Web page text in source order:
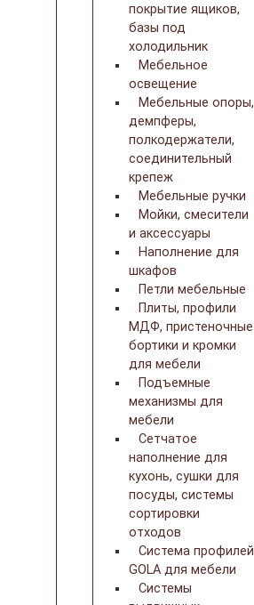
покрытие ящиков,
базы под
холодильник
Мебельное
освещение
Мебельные опоры,
демпферы,
полкодержатели,
соединительный
крепеж
Мебельные ручки
Мойки, смесители
и аксессуары
Наполнение для
шкафов
Петли мебельные
Плиты, профили
МДФ, пристеночные
бортики и кромки
для мебели
Подъемные
механизмы для
мебели
Сетчатое
наполнение для
кухонь, сушки для
посуды, системы
сортировки
отходов
Система профилей
GOLA для мебели
Системы